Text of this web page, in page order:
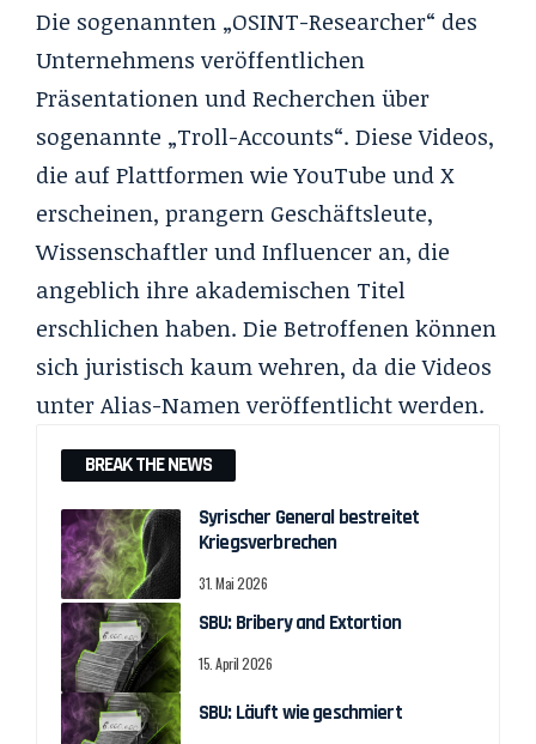
Die sogenannten „OSINT-Researcher“ des
Unternehmens veröffentlichen
Präsentationen und Recherchen über
sogenannte „Troll-Accounts“. Diese Videos,
die auf Plattformen wie YouTube und X
erscheinen, prangern Geschäftsleute,
Wissenschaftler und Influencer an, die
angeblich ihre akademischen Titel
erschlichen haben. Die Betroffenen können
sich juristisch kaum wehren, da die Videos
unter Alias-Namen veröffentlicht werden.
BREAK THE NEWS
Syrischer General bestreitet
Kriegsverbrechen
31. Mai 2026
SBU: Bribery and Extortion
15. April 2026
SBU: Läuft wie geschmiert